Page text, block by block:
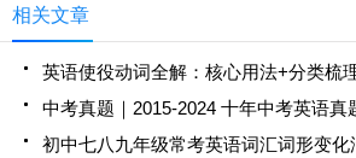
相关文章
英语使役动词全解：核心用法+分类梳
中考真题｜2015-2024 十年中考英语真